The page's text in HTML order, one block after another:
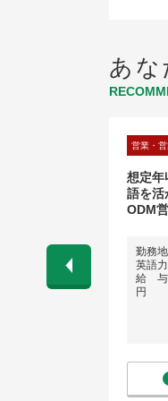
あな
って異なり
営業・
想定
語を
ODM
勤務
英語
給 与
円